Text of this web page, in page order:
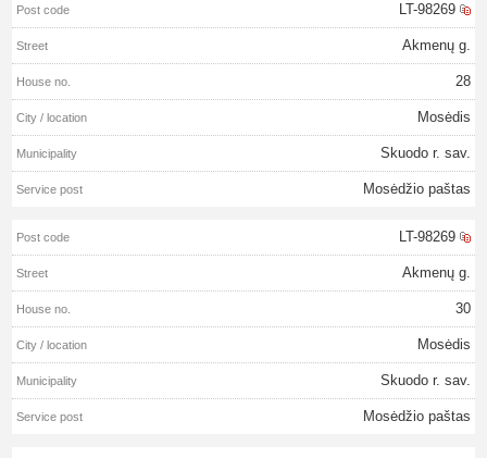
LT-98269
Akmenų g.
28
Mosėdis
Skuodo r. sav.
Mosėdžio paštas
LT-98269
Akmenų g.
30
Mosėdis
Skuodo r. sav.
Mosėdžio paštas